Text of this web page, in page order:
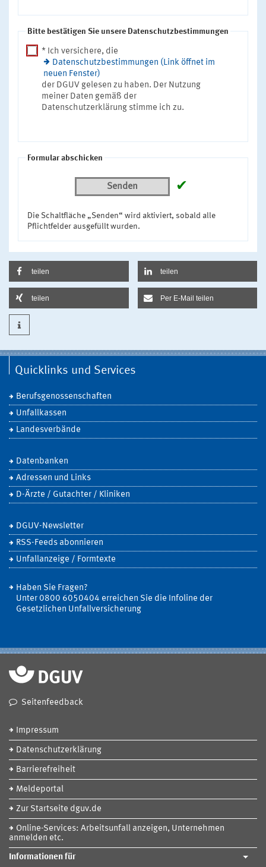
Bitte bestätigen Sie unsere Datenschutzbestimmungen
* Ich versichere, die
Datenschutzbestimmungen (Link öffnet im
neuen Fenster)
der DGUV gelesen zu haben. Der Nutzung
meiner Daten gemäß der
Datenschutzerklärung stimme ich zu.
Formular abschicken
Senden ✔
Die Schaltfläche „Senden“ wird aktiviert, sobald alle
Pflichtfelder ausgefüllt wurden.
teilen teilen
teilen Per E-Mail teilen
Quicklinks und Services
Berufsgenossenschaften
Unfallkassen
Landesverbände
Datenbanken
Adressen und Links
D-Ärzte / Gutachter / Kliniken
DGUV-Newsletter
RSS-Feeds abonnieren
Unfallanzeige / Formtexte
Haben Sie Fragen?
Unter 0800 6050404 erreichen Sie die Infoline der
Gesetzlichen Unfallversicherung
Seitenfeedback
Impressum
Datenschutzerklärung
Barrierefreiheit
Meldeportal
Zur Startseite dguv.de
Online-Services: Arbeitsunfall anzeigen, Unternehmen
anmelden etc.
Informationen für